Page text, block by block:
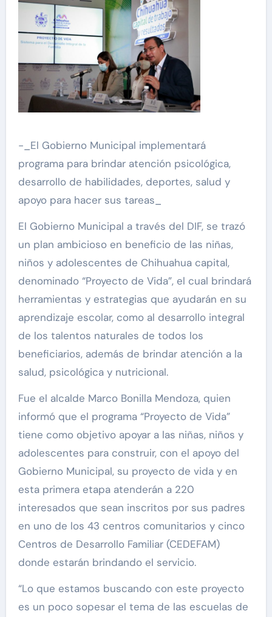
-_El Gobierno Municipal implementará
programa para brindar atención psicológica,
desarrollo de habilidades, deportes, salud y
apoyo para hacer sus tareas_
El Gobierno Municipal a través del DIF, se trazó
un plan ambicioso en beneficio de las niñas,
niños y adolescentes de Chihuahua capital,
denominado “Proyecto de Vida”, el cual brindará
herramientas y estrategias que ayudarán en su
aprendizaje escolar, como al desarrollo integral
de los talentos naturales de todos los
beneficiarios, además de brindar atención a la
salud, psicológica y nutricional.
Fue el alcalde Marco Bonilla Mendoza, quien
informó que el programa “Proyecto de Vida”
tiene como objetivo apoyar a las niñas, niños y
adolescentes para construir, con el apoyo del
Gobierno Municipal, su proyecto de vida y en
esta primera etapa atenderán a 220
interesados que sean inscritos por sus padres
en uno de los 43 centros comunitarios y cinco
Centros de Desarrollo Familiar (CEDEFAM)
donde estarán brindando el servicio.
“Lo que estamos buscando con este proyecto
es un poco sopesar el tema de las escuelas de